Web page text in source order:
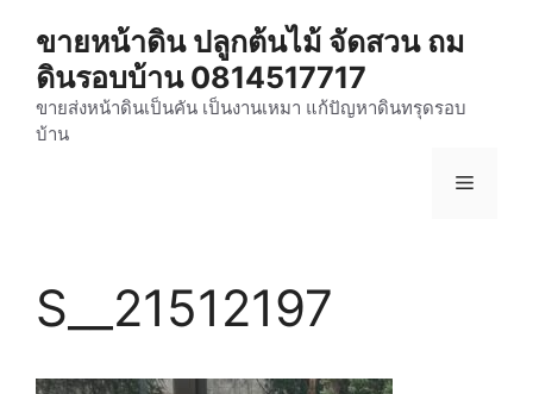
content
ขายหน้าดิน ปลูกต้นไม้ จัดสวน ถม
ดินรอบบ้าน 0814517717
ขายส่งหน้าดินเป็นคัน เป็นงานเหมา แก้ปัญหาดินทรุดรอบ
บ้าน
Menu
S__21512197